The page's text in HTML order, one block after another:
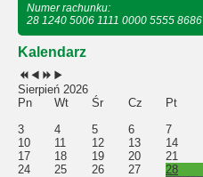
Numer rachunku:
28 1240 5006 1111 0000 5555 8686
Kalendarz
Sierpień 2026
Pn
Wt Śr Cz Pt
3
4 5 6 7
10
11 12 13 14
17
18 19 20 21
24
25 26 27 28